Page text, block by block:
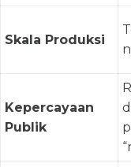
Skala Produksi
Kepercayaan
Publik